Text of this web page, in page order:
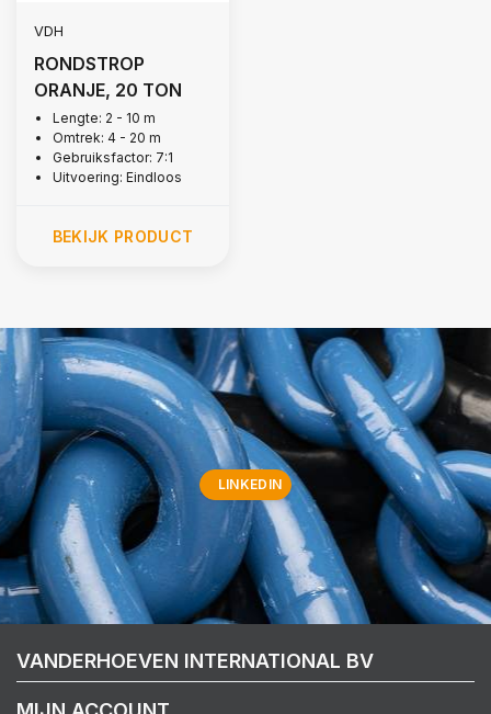
VDH
RONDSTROP
ORANJE, 20 TON
Lengte: 2 - 10 m
Omtrek: 4 - 20 m
Gebruiksfactor: 7:1
Uitvoering: Eindloos
BEKIJK PRODUCT
LINKEDIN
VANDERHOEVEN INTERNATIONAL BV